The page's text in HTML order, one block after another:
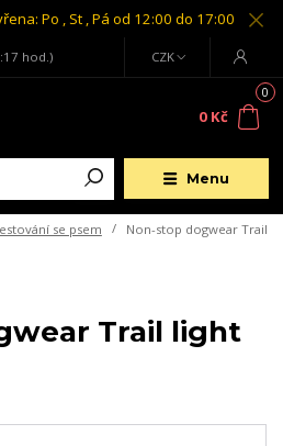
Po , St , Pá od 12:00 do 17:00
Menu
CZK
hod.)
0
0 Kč
se psem
Non-stop dogwear Trail
Trail light